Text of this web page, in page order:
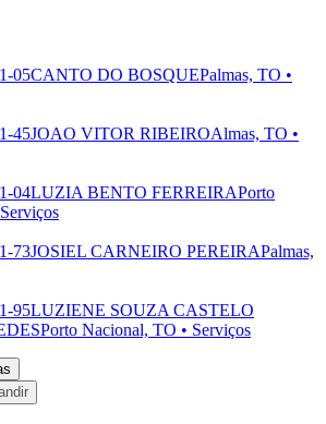
05CANTO DO BOSQUEPalmas, TO •
45JOAO VITOR RIBEIROAlmas, TO •
04LUZIA BENTO FERREIRAPorto
73JOSIEL CARNEIRO PEREIRAPalmas,
95LUZIENE SOUZA CASTELO
Porto Nacional, TO • Serviços